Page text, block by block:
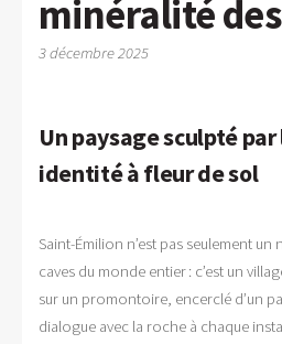
minéralité
3 décembre 2025
Un paysage sculpté
identité à fleur de sol
Saint-Émilion n’est pas seulement
caves du monde entier : c’est un
sur un promontoire, encerclé d’un
dialogue avec la roche à chaque